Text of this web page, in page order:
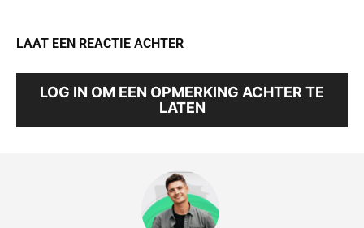
LAAT EEN REACTIE ACHTER
LOG IN OM EEN OPMERKING ACHTER TE
LATEN